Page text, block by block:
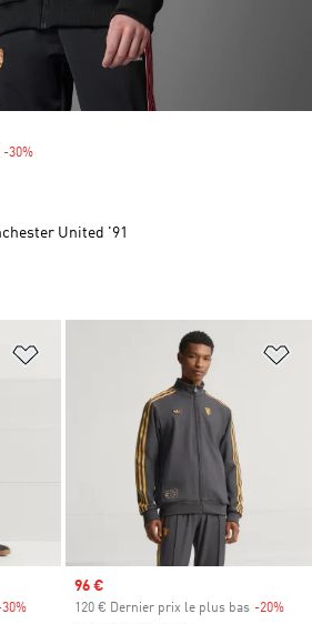
Ajouter à la Liste de produits
30%
Prix soldé
96 €
120 € Dernier prix le plus bas -20%
-30%
United '91